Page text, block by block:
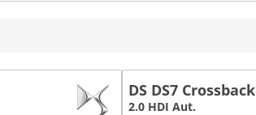
DS DS7 Crossback
2.0 HDI Aut.